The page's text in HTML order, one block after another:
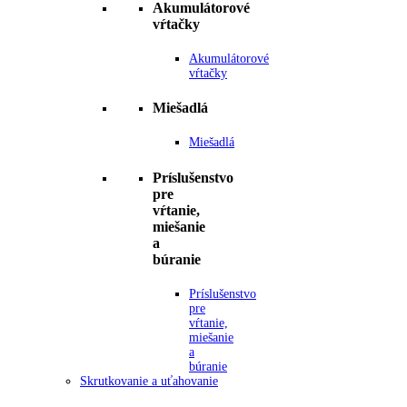
Akumulátorové
vŕtačky
Akumulátorové
vŕtačky
Miešadlá
Miešadlá
Príslušenstvo
pre
vŕtanie,
miešanie
a
búranie
Príslušenstvo
pre
vŕtanie,
miešanie
a
búranie
Skrutkovanie a uťahovanie